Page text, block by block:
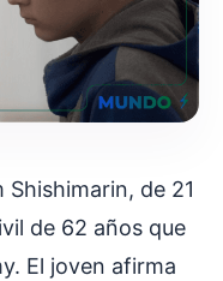
de 21
de 62 años que
El joven afirma